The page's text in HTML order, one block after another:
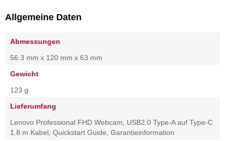
Allgemeine Daten
Abmessungen
56.3 mm x 120 mm x 63 mm
Gewicht
123 g
Lieferumfang
Lenovo Professional FHD Webcam, USB2.0 Type-A auf Type-C
1.8 m Kabel, Quickstart Guide, Garantieinformation